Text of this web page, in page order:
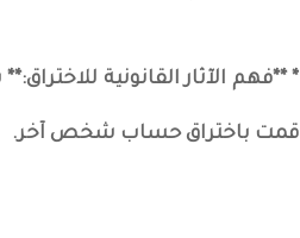
* **فهم الآثار القانونية
قمت باختراق حساب شخص آخر.